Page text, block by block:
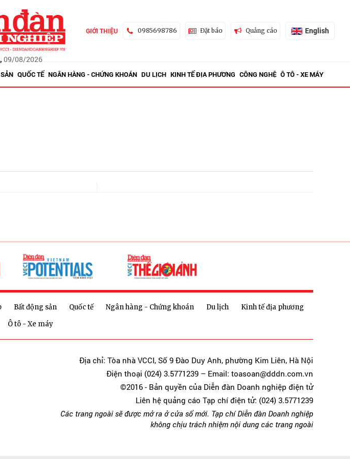
09/08/2026
GIỚI THIỆU 0985698786 Đặt báo Quảng cáo English
QUỐC TẾ NGÂN HÀNG - CHỨNG KHOÁN DU LỊCH KINH TẾ ĐỊA PHƯƠNG CÔNG NGHỆ Ô TÔ - XE MÁY
Bất động sản Quốc tế Ngân hàng - Chứng khoán Du lịch
Kinh tế địa phương
Ô tô - Xe máy
Địa chỉ: Tòa nhà VCCI, Số 9 Đào Duy Anh, phường Kim Liên, Hà Nội
Điện thoại (024) 3.5771239 – Email: toasoan@dddn.com.vn
©2016 - Bản quyền của Diễn đàn Doanh nghiệp điện tử
Liên hệ quảng cáo Tạp chí điện tử: (024) 3.5771239
Các trang ngoài sẽ được mở ra ở cửa sổ mới. Tạp chí Diễn đàn Doanh nghiệp
không chịu trách nhiệm nội dung các trang ngoài